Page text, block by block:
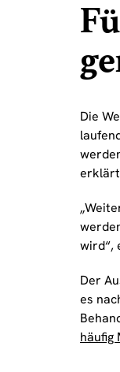
Die
wird“,
Der
es
häufig